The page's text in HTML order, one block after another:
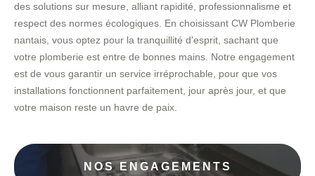
des solutions sur mesure, alliant rapidité, professionnalisme et
respect des normes écologiques. En choisissant CW Plomberie
nantais, vous optez pour la tranquillité d'esprit, sachant que
votre plomberie est entre de bonnes mains. Notre engagement
est de vous garantir un service irréprochable, pour que vos
installations fonctionnent parfaitement, jour après jour, et que
votre maison reste un havre de paix.
NOS ENGAGEMENTS